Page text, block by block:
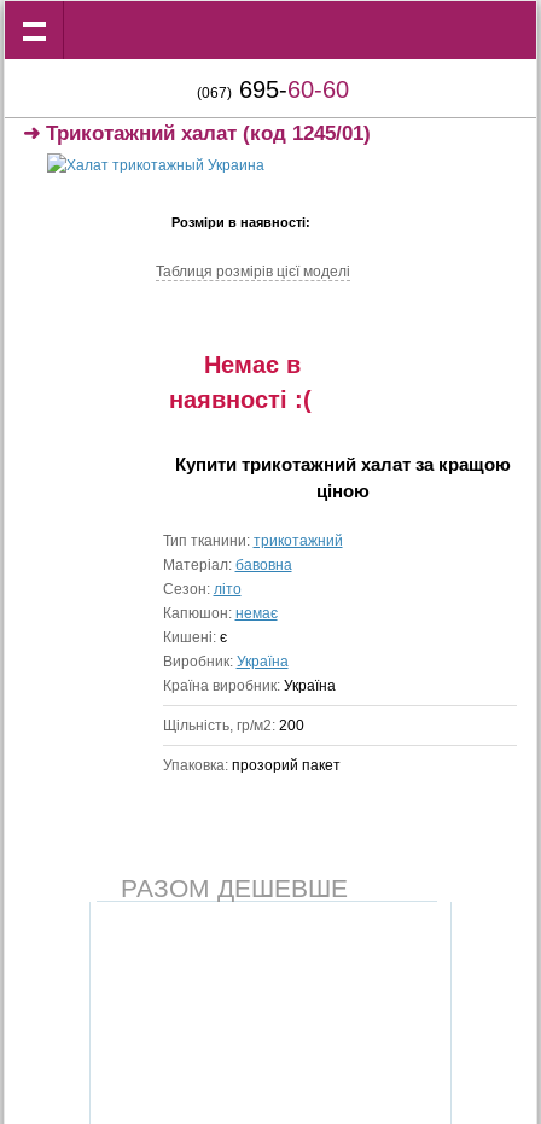
(067) 695-60-60
➜Трикотажний халат(код 1245/01)
Розміри в наявності:
Таблиця розмiрiв цiєї моделi
Немає в
наявностi :(
Купити трикотажний халат за кращою
ціною
Тип тканини: трикотажний
Матеріал: бавовна
Сезон: літо
Капюшон: немає
Кишені: є
Виробник: Україна
Країна виробник: Україна
Щільність, гр/м2: 200
Упаковка: прозорий пакет
РАЗОМ ДЕШЕВШЕ